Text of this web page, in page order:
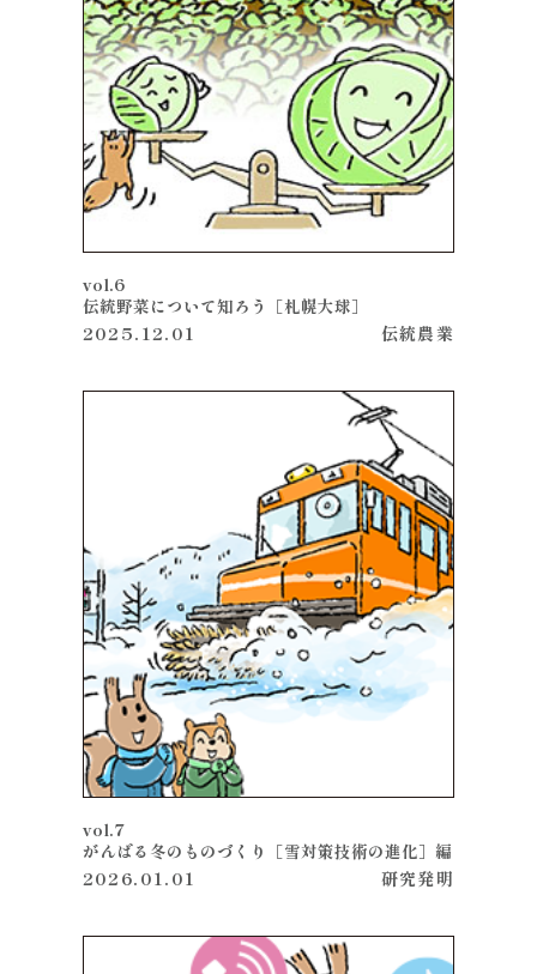
vol.6
伝統野菜について知ろう［札幌大球］
2025.12.01
伝統農業
vol.7
がんばる冬のものづくり［雪対策技術の進化］編
2026.01.01
研究発明